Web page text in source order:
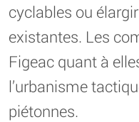
cyclables ou
existantes. Les
Figeac quant à
l’urbanisme
piétonnes.